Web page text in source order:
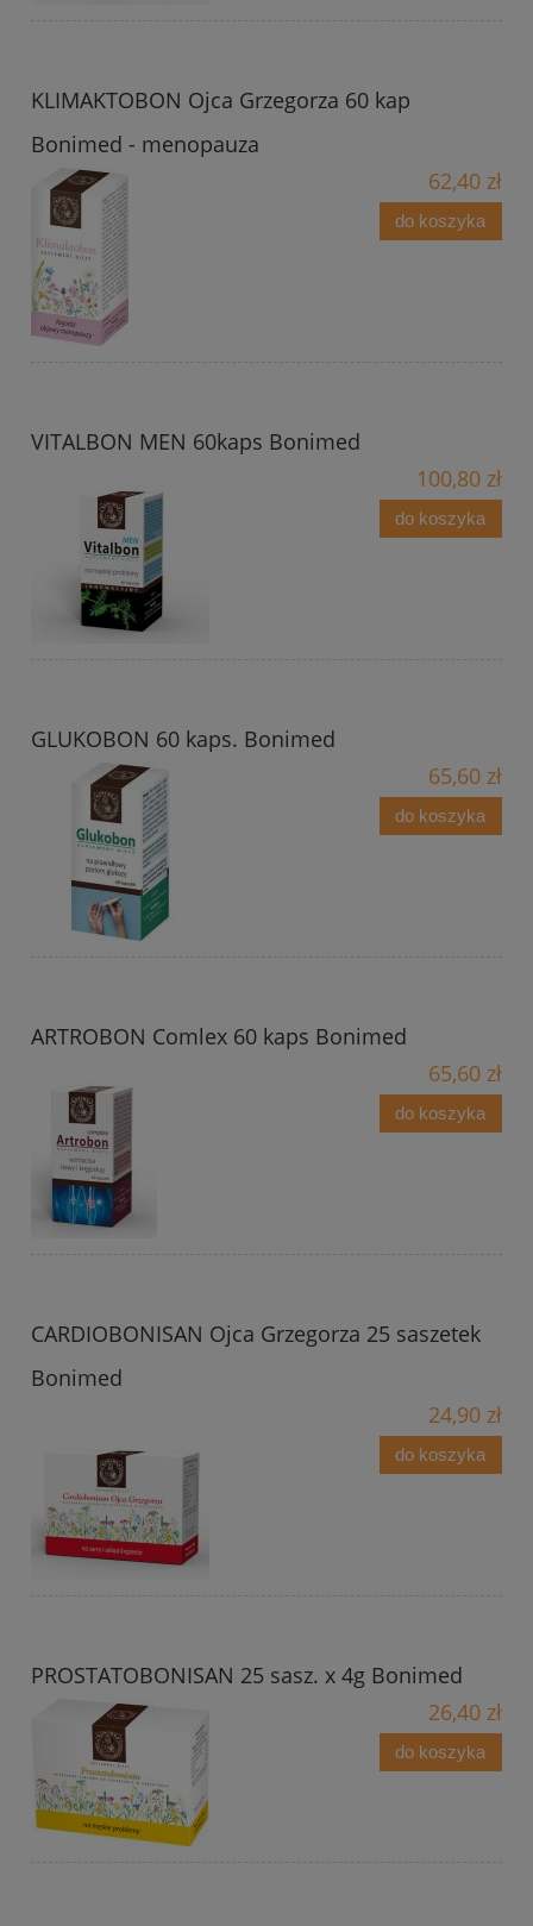
KLIMAKTOBON Ojca Grzegorza 60 kap
Bonimed - menopauza
62,40 zł
do koszyka
VITALBON MEN 60kaps Bonimed
100,80 zł
do koszyka
GLUKOBON 60 kaps. Bonimed
65,60 zł
do koszyka
ARTROBON Comlex 60 kaps Bonimed
65,60 zł
do koszyka
CARDIOBONISAN Ojca Grzegorza 25 saszetek
Bonimed
24,90 zł
do koszyka
PROSTATOBONISAN 25 sasz. x 4g Bonimed
26,40 zł
do koszyka